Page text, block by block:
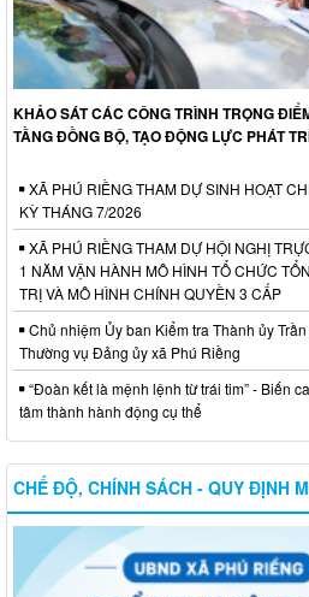
KHẢO SÁT CÁC CÔNG TRÌNH TRỌNG
TẦNG ĐỒNG BỘ, TẠO ĐỘNG LỰC PHÁT
XÃ PHÚ RIỀNG THAM DỰ SINH HOẠT
KỲ THÁNG 7/2026
XÃ PHÚ RIỀNG THAM DỰ HỘI NGHỊ
1 NĂM VẬN HÀNH MÔ HÌNH TỔ CHỨC
TRỊ VÀ MÔ HÌNH CHÍNH QUYỀN 3 CẤP
Chủ nhiệm Ủy ban Kiểm tra Thành ủy
Thường vụ Đảng ủy xã Phú Riềng
“Đoàn kết là mệnh lệnh từ trái tim” - Biến
tâm thành hành động cụ thể
CHẾ ĐỘ, CHÍNH SÁCH - QUY ĐỊNH